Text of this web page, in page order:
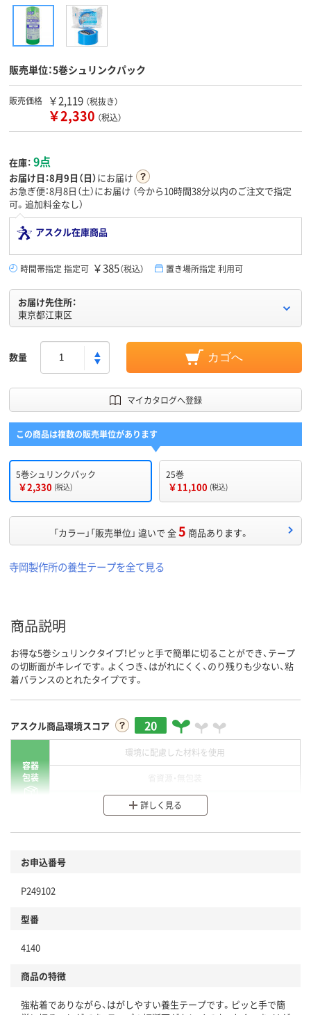
販売単位：5巻シュリンクパック
販売価格 ￥2,119 （税抜き）
￥2,330 （税込）
在庫： 9点
お届け日：8月9日（日）にお届け
お急ぎ便：8月8日（土）にお届け （今から10時間38分以内のご注文で指定
可。追加料金なし）
アスクル在庫商品
時間帯指定 指定可 ￥385（税込） 置き場所指定 利用可
お届け先住所：
東京都江東区
数量 カゴへ
マイカタログへ登録
この商品は複数の販売単位があります
5巻シュリンクパック
￥2,330 (税込)
25巻
￥11,100 (税込)
「カラー」「販売単位」 違いで 全5 商品あります。
寺岡製作所の養生テープを全て見る
商品説明
お得な5巻シュリンクタイプ！ピッと手で簡単に切ることができ、テープ
の切断面がキレイです。よくつき、はがれにくく、のり残りも少ない、粘
着バランスのとれたタイプです。
アスクル商品環境スコア 20
容器
包装
環境に配慮した材料を使用
分別・リサイクルしやすい設計
本体
仕組
この商品の環境配慮ポイントです。下記商品詳細「
詳しく見る
お申込番号
P249102
型番
4140
商品の特徴
強粘着でありながら、はがしやすい養生テープです。ピッと手で簡